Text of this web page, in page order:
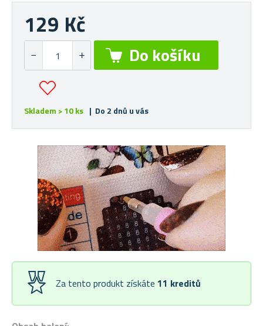
129 Kč
Skladem > 10 ks | Do 2 dnů u vás
Za tento produkt získáte 11 kreditů